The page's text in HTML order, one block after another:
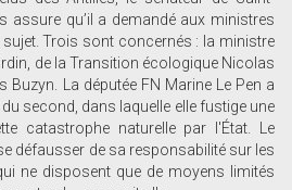
assure qu’il a demandé aux ministres
Trois sont concernés : la ministre
de la Transition écologique Nicolas
Buzyn. La députée FN Marine Le Pen a
second, dans laquelle elle fustige une
catastrophe naturelle par l'État. Le
défausser de sa responsabilité sur les
ne disposent que de moyens limités